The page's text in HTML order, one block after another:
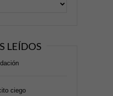
LEÍDOS
ciego